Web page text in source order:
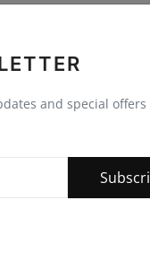
and special